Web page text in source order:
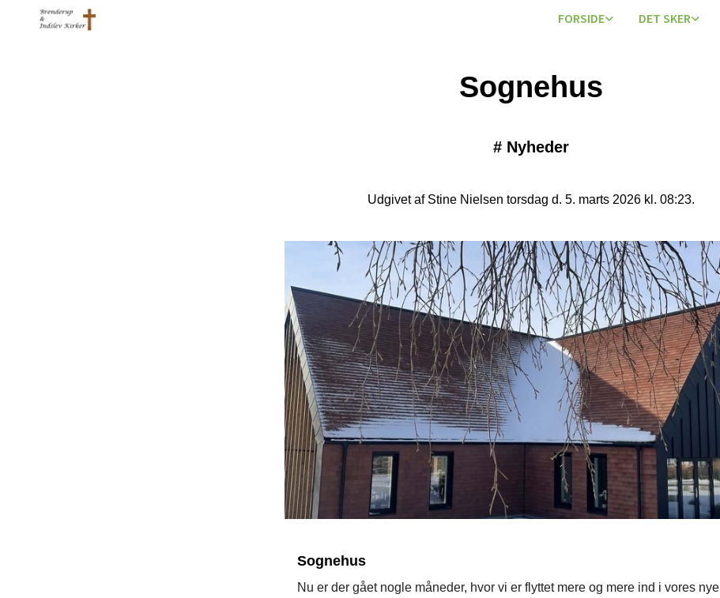
FORSIDE DET SKER
Sognehus
# Nyheder
Udgivet af Stine Nielsen torsdag d. 5. marts 2026 kl. 08:23.
Sognehus
Nu er der gået nogle måneder, hvor vi er flyttet mere og mere ind i vores nye